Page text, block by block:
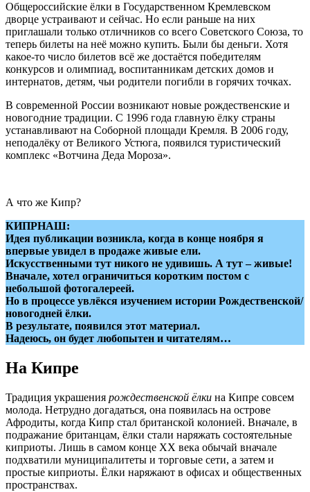
Общероссийские ёлки в Государственном Кремлевском
дворце устраивают и сейчас. Но если раньше на них
приглашали только отличников со всего Советского Союза, то
теперь билеты на неё можно купить. Были бы деньги. Хотя
какое-то число билетов всё же достаётся победителям
конкурсов и олимпиад, воспитанникам детских домов и
интернатов, детям, чьи родители погибли в горячих точках.
В современной России возникают новые рождественские и
новогодние традиции. С 1996 года главную ёлку страны
устанавливают на Соборной площади Кремля. В 2006 году,
неподалёку от Великого Устюга, появился туристический
комплекс «Вотчина Деда Мороза».
А что же Кипр?
КИПРНАШ:
Идея публикации возникла, когда в конце ноября я
впервые увидел в продаже живые ели.
Искусственными тут никого не удивишь. А тут – живые!
Вначале, хотел ограничиться коротким постом с
небольшой фотогалереей.
Но в процессе увлёкся изучением истории Рождественской/
новогодней ёлки.
В результате, появился этот материал.
Надеюсь, он будет любопытен и читателям…
На Кипре
Традиция украшения рождественской ёлки на Кипре совсем
молода. Нетрудно догадаться, она появилась на острове
Афродиты, когда Кипр стал британской колонией. Вначале, в
подражание британцам, ёлки стали наряжать состоятельные
киприоты. Лишь в самом конце XX века обычай вначале
подхватили муниципалитеты и торговые сети, а затем и
простые киприоты. Ёлки наряжают в офисах и общественных
пространствах.